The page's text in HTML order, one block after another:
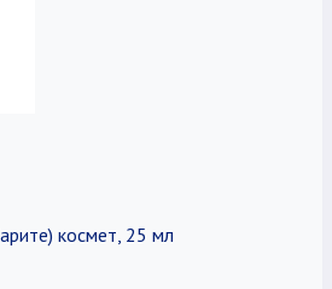
космет, 25 мл